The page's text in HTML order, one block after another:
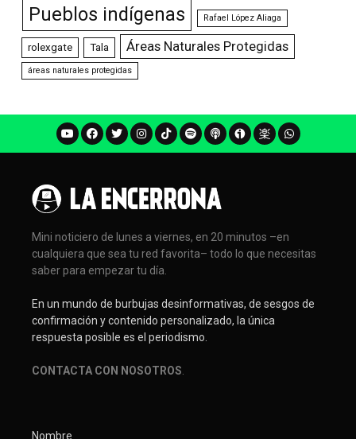
Pueblos indígenas Rafael López Aliaga
rolexgate Tala Áreas Naturales Protegidas
áreas naturales protegidas
Mini noticiero de lunes a viernes, en 20 minutos –en
cualquiera que sea tu red favorita– todo lo que necesitas
saber para empezar tu día.
En un mundo de burbujas desinformativas, de sesgos de
confirmación y contenido personalizado, la única
respuesta posible es el periodismo.
CONTACTA CON NOSOTROS
Nombre